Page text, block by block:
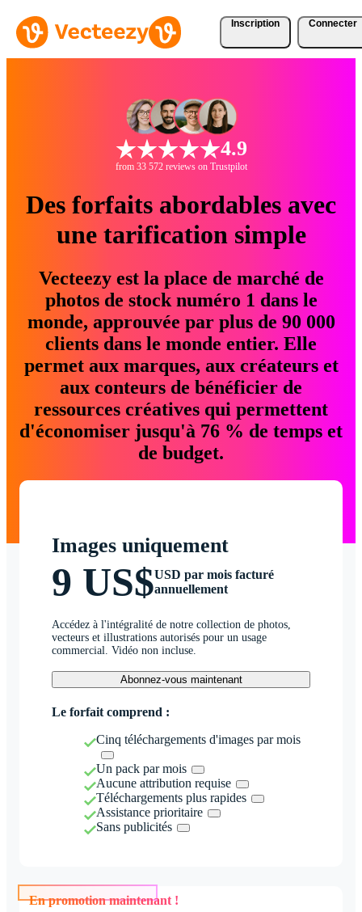
Inscription Connecter
4.9
from 33 572 reviews on Trustpilot
Des forfaits abordables avec
une tarification simple
Vecteezy est la place de marché de
photos de stock numéro 1 dans le
monde, approuvée par plus de 90 000
clients dans le monde entier. Elle
permet aux marques, aux créateurs et
aux conteurs de bénéficier de
ressources créatives qui permettent
d'économiser jusqu'à 76 % de temps et
de budget.
Images uniquement
9 US$USD par mois facturé
annuellement
Accédez à l'intégralité de notre collection de photos,
vecteurs et illustrations autorisés pour un usage
commercial. Vidéo non incluse.
Abonnez-vous maintenant
Le forfait comprend :
Cinq téléchargements d'images par mois
Un pack par mois
Aucune attribution requise
Téléchargements plus rapides
Assistance prioritaire
Sans publicités
En promotion maintenant !